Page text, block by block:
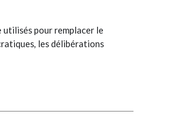
pour remplacer le
les délibérations